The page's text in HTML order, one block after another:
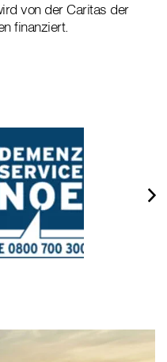
von der Caritas der
finanziert.